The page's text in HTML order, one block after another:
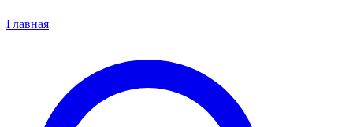
Главная